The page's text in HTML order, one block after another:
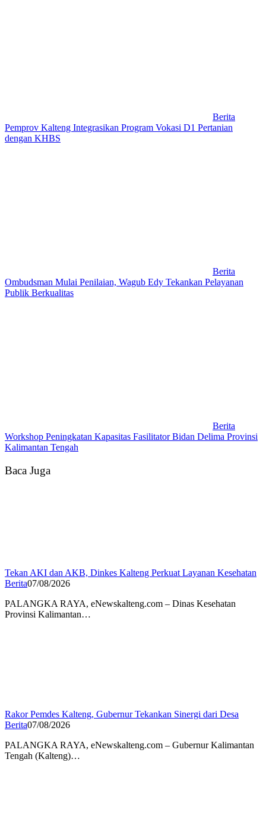
Berita
Pemprov Kalteng Integrasikan Program Vokasi D1 Pertanian
dengan KHBS
Berita
Ombudsman Mulai Penilaian, Wagub Edy Tekankan Pelayanan
Publik Berkualitas
Berita
Workshop Peningkatan Kapasitas Fasilitator Bidan Delima Provinsi
Kalimantan Tengah
Baca Juga
Tekan AKI dan AKB, Dinkes Kalteng Perkuat Layanan Kesehatan
Berita07/08/2026
PALANGKA RAYA, eNewskalteng.com – Dinas Kesehatan
Provinsi Kalimantan…
Rakor Pemdes Kalteng, Gubernur Tekankan Sinergi dari Desa
Berita07/08/2026
PALANGKA RAYA, eNewskalteng.com – Gubernur Kalimantan
Tengah (Kalteng)…